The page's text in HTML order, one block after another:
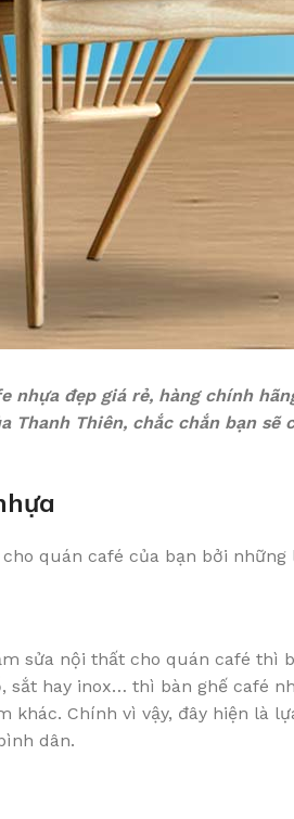
đẹp giá rẻ, hàng chính
Thanh Thiên, chắc chắn bạn
quán café của bạn bởi những
sửa nội thất cho quán café thì
sắt hay inox… thì bàn ghế café
Chính vì vậy, đây hiện là
dân.